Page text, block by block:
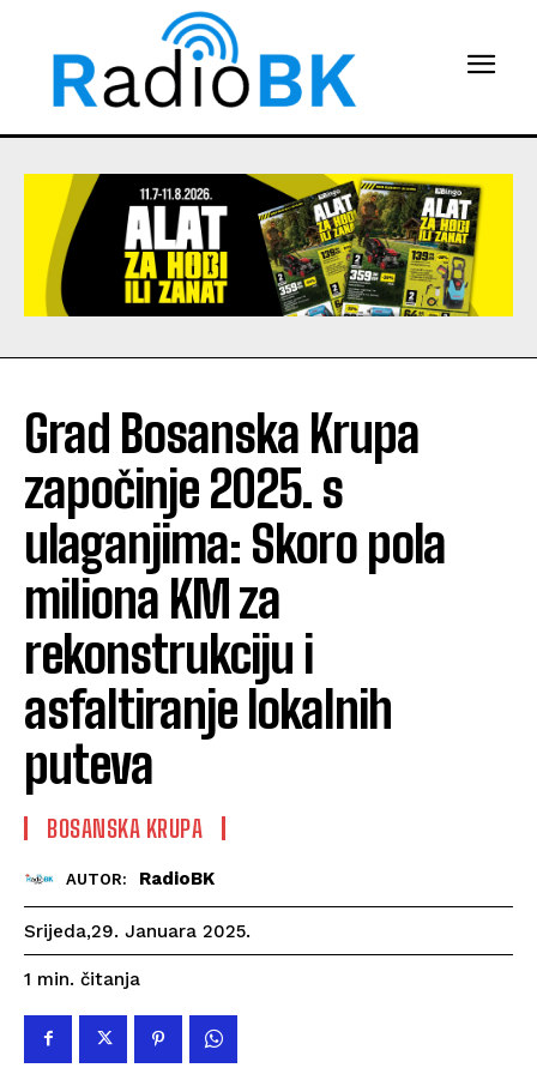
Grad Bosanska Krupa
započinje 2025. s
ulaganjima: Skoro pola
miliona KM za
rekonstrukciju i
asfaltiranje lokalnih
puteva
BOSANSKA KRUPA
AUTOR: RadioBK
Srijeda,29. Januara 2025.
1 min. čitanja